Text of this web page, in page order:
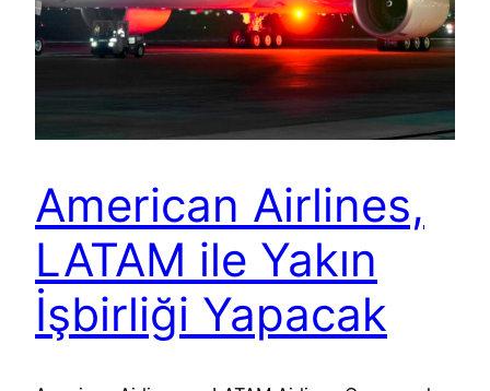
American Airlines,
LATAM ile Yakın
İşbirliği Yapacak